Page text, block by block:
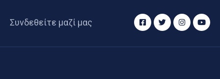
Συνδεθείτε μαζί μας